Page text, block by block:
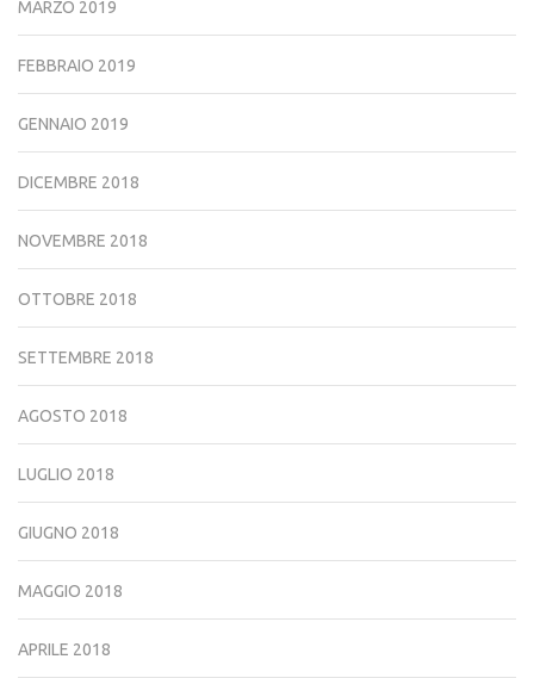
MARZO 2019
FEBBRAIO 2019
GENNAIO 2019
DICEMBRE 2018
NOVEMBRE 2018
OTTOBRE 2018
SETTEMBRE 2018
AGOSTO 2018
LUGLIO 2018
GIUGNO 2018
MAGGIO 2018
APRILE 2018